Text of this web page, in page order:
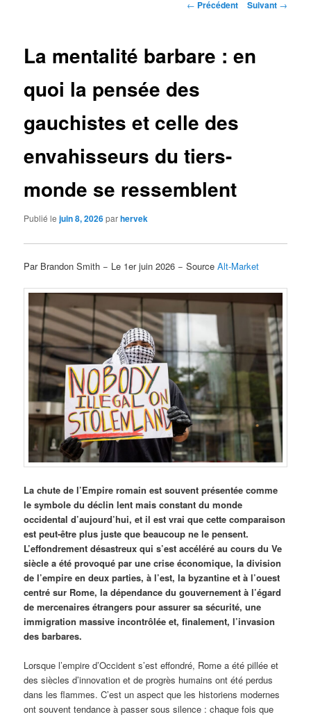
Navigation
← Précédent Suivant →
La mentalité barbare : en
quoi la pensée des
gauchistes et celle des
envahisseurs du tiers-
monde se ressemblent
Publié lejuin 8, 2026parhervek
Par Brandon Smith − Le 1er juin 2026 − SourceAlt-Market
La chute de l’Empire romain est souvent présentée comme
le symbole du déclin lent mais constant du monde
occidental d’aujourd’hui, et il est vrai que cette comparaison
est peut-être plus juste que beaucoup ne le pensent.
L’effondrement désastreux qui s’est accéléré au cours du Ve
siècle a été provoqué par une crise économique, la division
de l’empire en deux parties, à l’est, la byzantine et à l’ouest
centré sur Rome, la dépendance du gouvernement à l’égard
de mercenaires étrangers pour assurer sa sécurité, une
immigration massive incontrôlée et, finalement, l’invasion
des barbares.
Lorsque l’empire d’Occident s’est effondré, Rome a été pillée et
des siècles d’innovation et de progrès humains ont été perdus
dans les flammes. C’est un aspect que les historiens modernes
ont souvent tendance à passer sous silence : chaque fois que